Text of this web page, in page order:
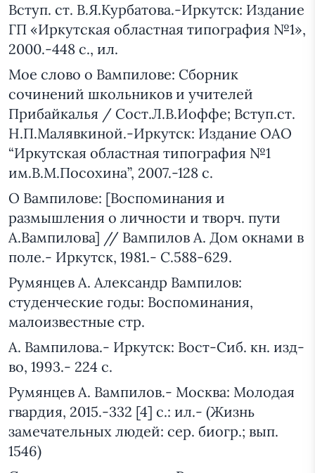
Вступ. ст. В.Я.Курбатова.-Иркутск: Издание
ГП «Иркутская областная типография №1»,
2000.-448 с., ил.
Мое слово о Вампилове: Сборник
сочинений школьников и учителей
Прибайкалья / Сост.Л.В.Иоффе; Вступ.ст.
Н.П.Малявкиной.-Иркутск: Издание ОАО
“Иркутская областная типография №1
им.В.М.Посохина”, 2007.-128 с.
О Вампилове: [Воспоминания и
размышления о личности и творч. пути
А.Вампилова] // Вампилов А. Дом окнами в
поле.- Иркутск, 1981.- С.588-629.
Румянцев А. Александр Вампилов:
студенческие годы: Воспоминания,
малоизвестные стр.
А. Вампилова.- Иркутск: Вост-Сиб. кн. изд-
во, 1993.- 224 с.
Румянцев А. Вампилов.- Москва: Молодая
гвардия, 2015.-332 [4] с.: ил.- (Жизнь
замечательных людей: сер. биогр.; вып.
1546)